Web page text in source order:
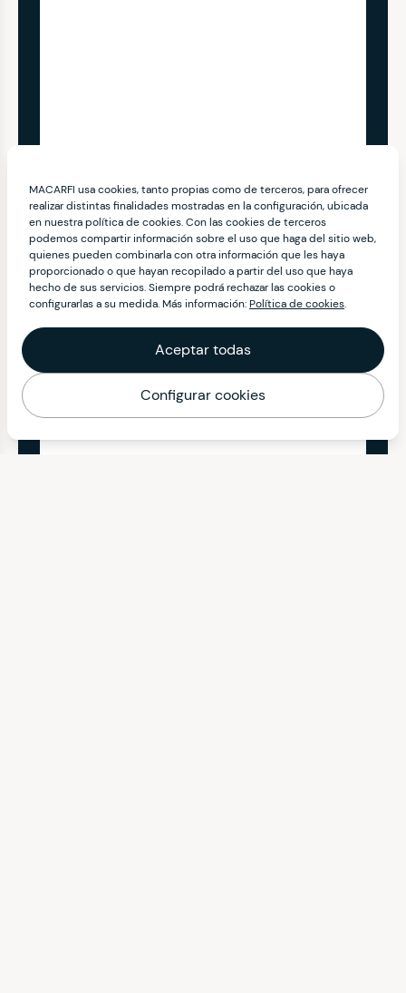
MACARFI usa cookies, tanto propias como de terceros, para ofrecer
realizar distintas finalidades mostradas en la configuración, ubicada
en nuestra política de cookies. Con las cookies de terceros
podemos compartir información sobre el uso que haga del sitio web,
quienes pueden combinarla con otra información que les haya
proporcionado o que hayan recopilado a partir del uso que haya
hecho de sus servicios. Siempre podrá rechazar las cookies o
configurarlas a su medida. Más información:Política de cookies.
Aceptar todas
Configurar cookies